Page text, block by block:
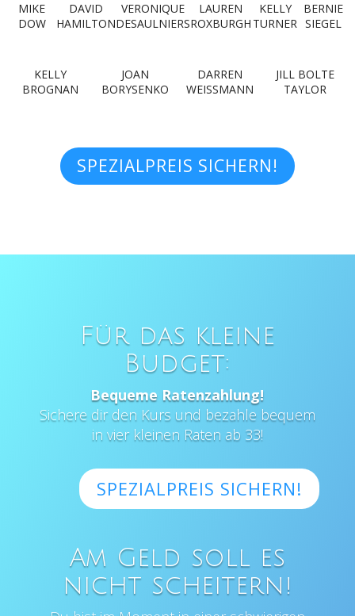
MIKE
DOW
DAVID
HAMILTON
VERONIQUE
DESAULNIERS
LAUREN
ROXBURGH
KELLY
TURNER
BERNIE
SIEGEL
KELLY
BROGNAN
JOAN
BORYSENKO
DARREN
WEISSMANN
JILL BOLTE
TAYLOR
SPEZIALPREIS SICHERN!
Für das kleine
Budget:
Bequeme Ratenzahlung!
Sichere dir den Kurs und bezahle bequem
in vier kleinen Raten ab 33!
SPEZIALPREIS SICHERN!
Am Geld soll es
nicht scheitern!